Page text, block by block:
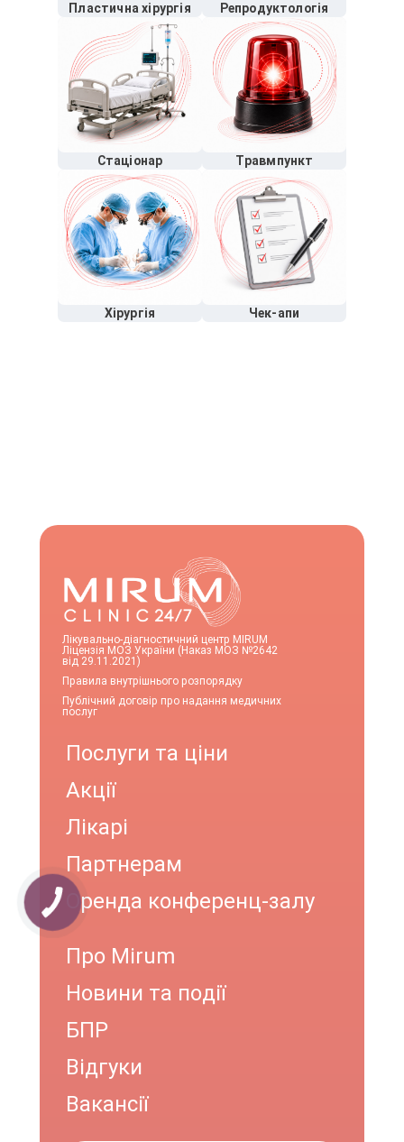
Пластична хірургія Репродуктологія
Стаціонар Травмпункт
Хірургія Чек-апи
Лікувально-діагностичний центр MIRUM
Ліцензія МОЗ України (Наказ МОЗ №2642
від 29.11.2021)
Правила внутрішнього розпорядку
Публічний договір про надання медичних
послуг
Послуги та ціни
Акції
Лікарі
Партнерам
Оренда конференц-залу
Про Mirum
Новини та події
БПР
Відгуки
Вакансії
КНОПКА
ЗВ'ЯЗКУ